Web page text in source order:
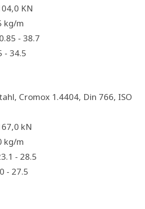
KN
kg/m
- 38.7
- 34.5
Cromox 1.4404, Din 766, ISO
kN
kg/m
- 28.5
- 27.5